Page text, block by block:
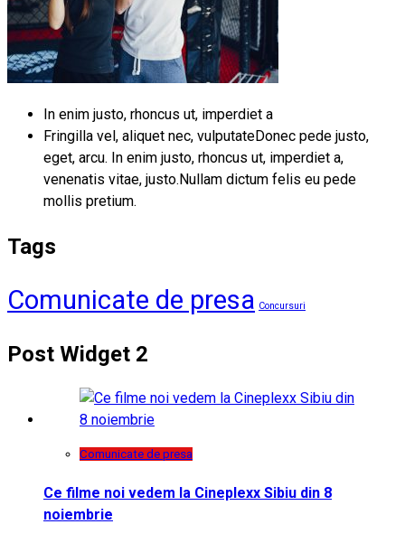
In enim justo, rhoncus ut, imperdiet a
Fringilla vel, aliquet nec, vulputateDonec pede justo,
eget, arcu. In enim justo, rhoncus ut, imperdiet a,
venenatis vitae, justo.Nullam dictum felis eu pede
mollis pretium.
Tags
Comunicate de presa Concursuri
Post Widget 2
Comunicate de presa
Ce filme noi vedem la Cineplexx Sibiu din 8
noiembrie